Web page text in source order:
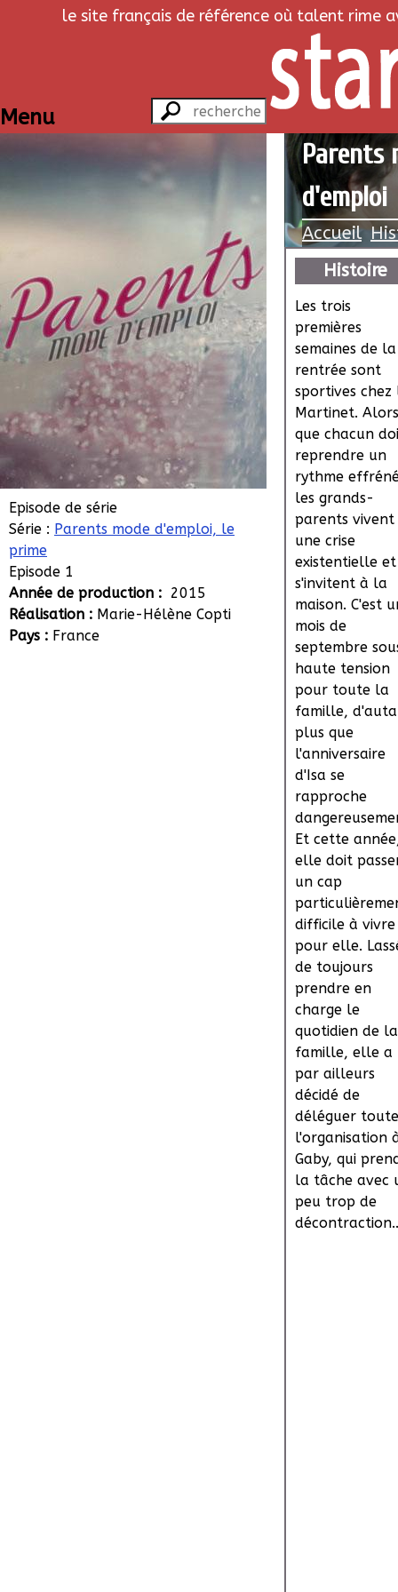
le site français de référence où talent rime
Menu
Episode de série
Série : Parents mode d'emploi, le
prime
Episode 1
Année de production : 2015
Réalisation : Marie-Hélène Copti
Pays : France
Parents
d'emploi
Accueil
Histoire
Les trois
premières
semaines de la
rentrée sont
sportives chez
Martinet. Alors
que chacun
reprendre un
rythme
les grands-
parents vivent
une crise
existentielle et
s'invitent à la
maison. C'est
mois de
septembre
haute tension
pour toute la
famille,
plus que
l'anniversaire
d'Isa se
rapproche
Et cette
elle doit
un cap
difficile à vivre
pour elle.
de toujours
prendre en
charge le
quotidien de la
famille, elle a
par ailleurs
décidé de
déléguer toute
l'organisation
Gaby, qui
la tâche avec
peu trop de